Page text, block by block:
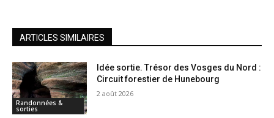
ARTICLES SIMILAIRES
Randonnées &
sorties
Idée sortie. Trésor des Vosges du Nord :
Circuit forestier de Hunebourg
2 août 2026